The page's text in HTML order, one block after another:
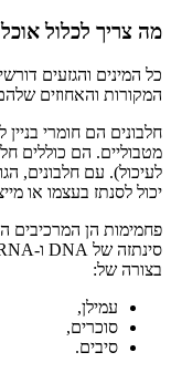
מה צריך לכלול
כל המינים והגזעים
המקורות והאחוזים
חלבונים הם חומרי
מטבוליים. הם כוללים
יכול לסנתז בעצמו או
פחמימות הן המרכיבים
בצורה של:
עמילן,
סוכרים,
סיבים.